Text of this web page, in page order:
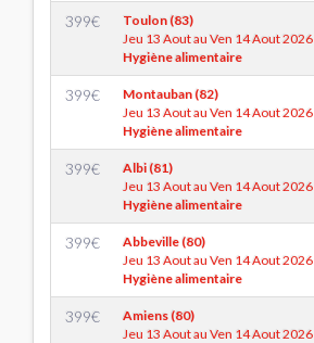
399€
Toulon (83)
Jeu 13 Aout au Ven 14 Aout 2026
Hygiène alimentaire
399€
Montauban (82)
Jeu 13 Aout au Ven 14 Aout 2026
Hygiène alimentaire
399€
Albi (81)
Jeu 13 Aout au Ven 14 Aout 2026
Hygiène alimentaire
399€
Abbeville (80)
Jeu 13 Aout au Ven 14 Aout 2026
Hygiène alimentaire
399€
Amiens (80)
Jeu 13 Aout au Ven 14 Aout 2026